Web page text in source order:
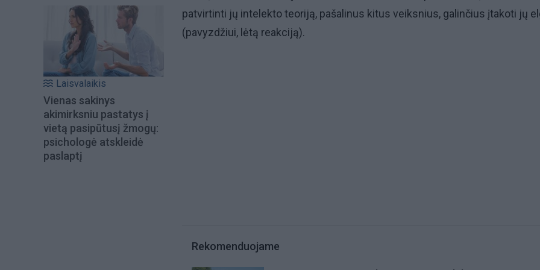
Laisvalaikis
Vienas sakinys
akimirksniu pastatys į
vietą pasipūtusį žmogų:
psichologė atskleidė
paslaptį
patvirtinti jų intelekto teoriją, pašalinus kitus veiksnius, galinčius įtakoti jų
(pavyzdžiui, lėtą reakciją).
Rekomenduojame